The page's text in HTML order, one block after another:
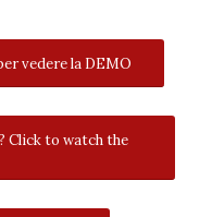
vedere la DEMO
Click to watch the